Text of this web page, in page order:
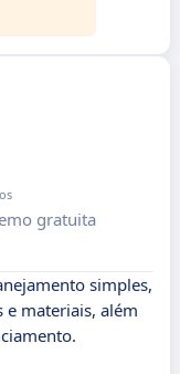
gratuita
simples,
e materiais, além